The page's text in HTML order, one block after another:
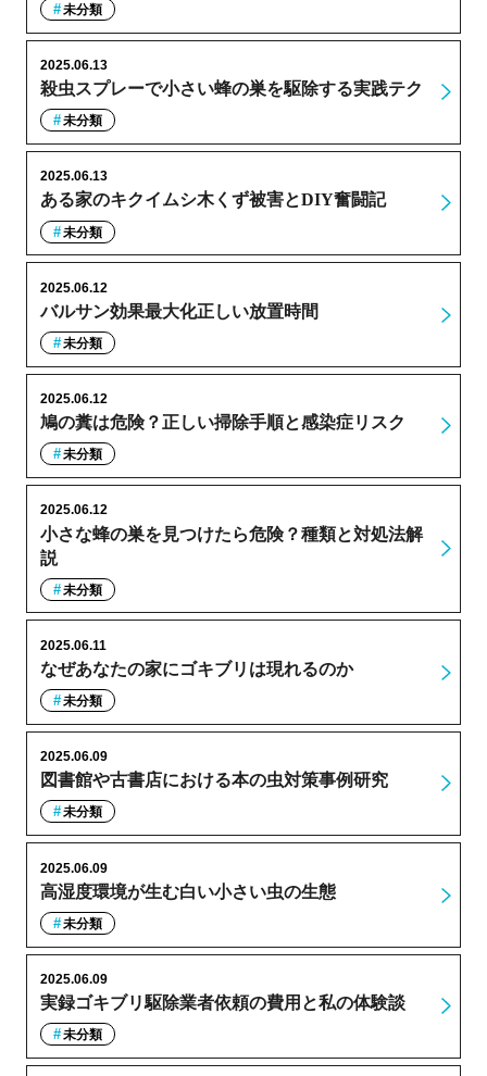
未分類
殺虫スプレーで小さい蜂の巣を駆除する実践テク
2025.06.13
未分類
ある家のキクイムシ木くず被害とDIY奮闘記
2025.06.13
未分類
バルサン効果最大化正しい放置時間
2025.06.12
未分類
鳩の糞は危険？正しい掃除手順と感染症リスク
2025.06.12
未分類
小さな蜂の巣を見つけたら危険？種類と対処法解
説
2025.06.12
未分類
なぜあなたの家にゴキブリは現れるのか
2025.06.11
未分類
図書館や古書店における本の虫対策事例研究
2025.06.09
未分類
高湿度環境が生む白い小さい虫の生態
2025.06.09
未分類
実録ゴキブリ駆除業者依頼の費用と私の体験談
2025.06.09
未分類